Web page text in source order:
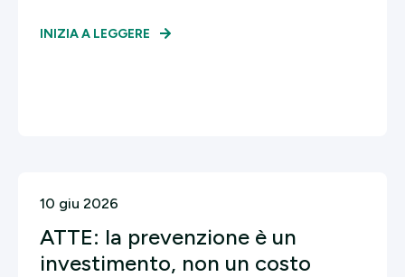
INIZIA A LEGGERE
10 giu 2026
ATTE: la prevenzione è un
investimento, non un costo